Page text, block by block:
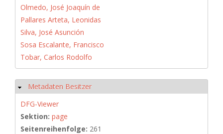
Olmedo, José Joaquín de
Pallares Arteta, Leonidas
Silva, José Asunción
Sosa Escalante, Francisco
Tobar, Carlos Rodolfo
Ausblenden
Metadaten Besitzer
DFG-Viewer
Sektion: page
Seitenreihenfolge: 261